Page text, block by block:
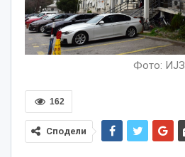
Фото: ИЈЗ
162
Сподели